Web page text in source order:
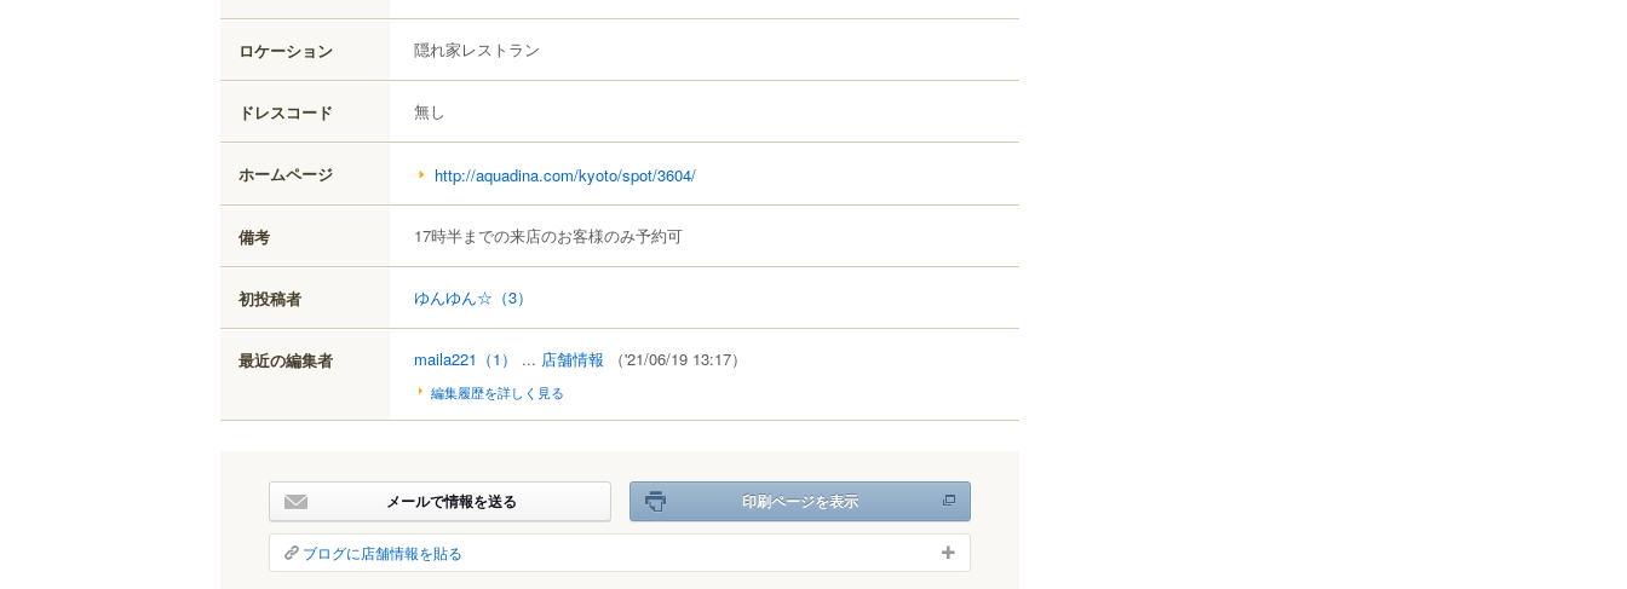
ロケーション 隠れ家レストラン
ドレスコード 無し
ホームページ http://aquadina.com/kyoto/spot/3604/
備考 17時半までの来店のお客様のみ予約可
初投稿者 ゆんゆん☆ （3）
最近の編集者 maila221 （1） ... 店舗情報 （'21/06/19 13:17）
編集履歴を詳しく見る
メールで情報を送る 印刷ページを表示
ブログに店舗情報を貼る